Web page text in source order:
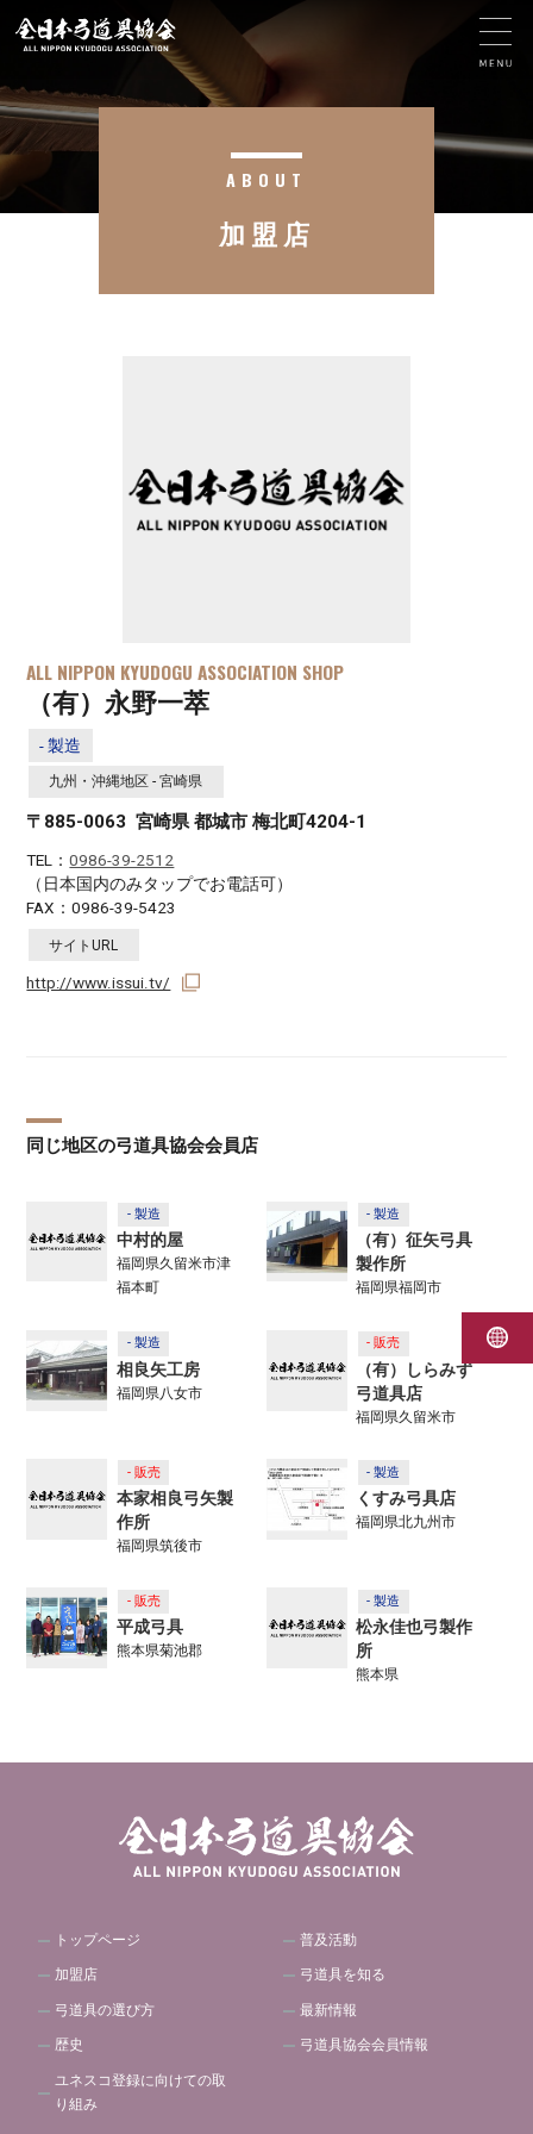
ABOUT
加盟店
ALL NIPPON KYUDOGU ASSOCIATION SHOP
（有）永野一萃
- 製造
九州・沖縄地区 - 宮崎県
〒885-0063 宮崎県 都城市 梅北町4204-1
TEL：0986-39-2512
（日本国内のみタップでお電話可）
FAX：0986-39-5423
サイトURL
http://www.issui.tv/
同じ地区の弓道具協会会員店
- 製造
中村的屋
福岡県久留米市津
福本町
- 製造
（有）征矢弓具
製作所
福岡県福岡市
- 製造
相良矢工房
福岡県八女市
- 販売
（有）しらみず
弓道具店
福岡県久留米市
- 販売
本家相良弓矢製
作所
福岡県筑後市
- 製造
くすみ弓具店
福岡県北九州市
- 販売
平成弓具
熊本県菊池郡
- 製造
松永佳也弓製作
所
熊本県
トップページ
加盟店
弓道具の選び方
歴史
ユネスコ登録に向けての取
り組み
普及活動
弓道具を知る
最新情報
弓道具協会会員情報